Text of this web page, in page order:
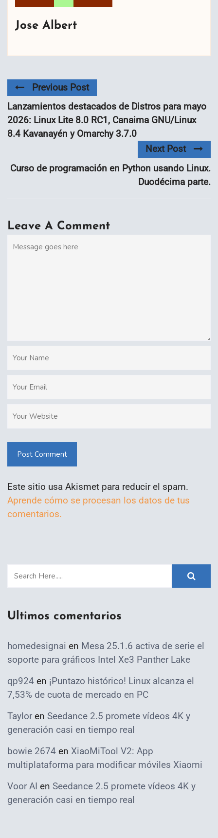
Jose Albert
Previous Post
Lanzamientos destacados de Distros para mayo
2026: Linux Lite 8.0 RC1, Canaima GNU/Linux
8.4 Kavanayén y Omarchy 3.7.0
Next Post
Curso de programación en Python usando Linux.
Duodécima parte.
Leave A Comment
Post Comment
Este sitio usa Akismet para reducir el spam.
Aprende cómo se procesan los datos de tus
comentarios.
Ultimos comentarios
homedesignai en Mesa 25.1.6 activa de serie el
soporte para gráficos Intel Xe3 Panther Lake
qp924 en ¡Puntazo histórico! Linux alcanza el
7,53% de cuota de mercado en PC
Taylor en Seedance 2.5 promete vídeos 4K y
generación casi en tiempo real
bowie 2674 en XiaoMiTool V2: App
multiplataforma para modificar móviles Xiaomi
Voor AI en Seedance 2.5 promete vídeos 4K y
generación casi en tiempo real